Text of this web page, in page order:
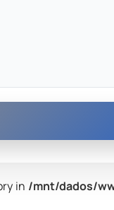
in /mnt/dados/